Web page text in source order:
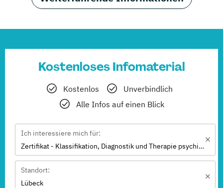
Kostenloses Infomaterial
Kostenlos
Unverbindlich
Alle Infos auf einen Blick
Ich interessiere mich für:
Zertifikat - Klassifikation, Diagnostik und Therapie psychischer Störungen I
Standort:
Lübeck